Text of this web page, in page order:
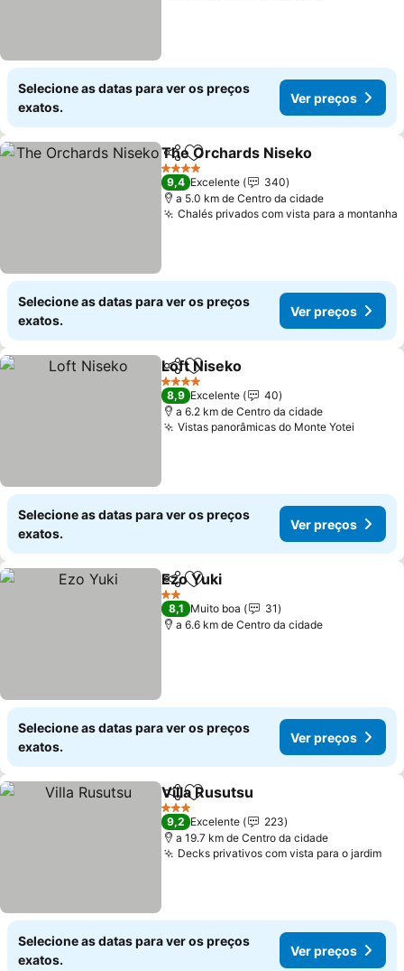
Selecione as datas para ver os preços
exatos.
Ver preços
PartilharAdicionar aos favoritos
The Orchards Niseko
4 Estrelas
9,4 Excelente
340
a 5.0 km de Centro da cidade
Chalés privados com vista para a montanha
Selecione as datas para ver os preços
exatos.
Ver preços
PartilharAdicionar aos favoritos
Loft Niseko
4 Estrelas
8,9 Excelente
40
a 6.2 km de Centro da cidade
Vistas panorâmicas do Monte Yotei
Selecione as datas para ver os preços
exatos.
Ver preços
PartilharAdicionar aos favoritos
Ezo Yuki
2 Estrelas
8,1 Muito boa
31
a 6.6 km de Centro da cidade
Selecione as datas para ver os preços
exatos.
Ver preços
PartilharAdicionar aos favoritos
Villa Rusutsu
3 Estrelas
9,2 Excelente
223
a 19.7 km de Centro da cidade
Decks privativos com vista para o jardim
Selecione as datas para ver os preços
exatos.
Ver preços